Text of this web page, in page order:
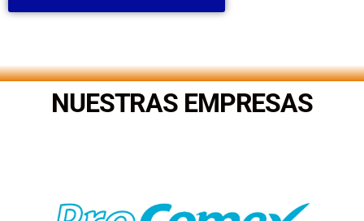
NUESTRAS EMPRESAS